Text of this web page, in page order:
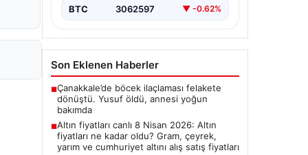
BTC 3062597 ▼ -0.62%
Son Eklenen Haberler
■Çanakkale’de böcek ilaçlaması felakete
dönüştü. Yusuf öldü, annesi yoğun
bakımda
■Altın fiyatları canlı 8 Nisan 2026: Altın
fiyatları ne kadar oldu? Gram, çeyrek,
yarım ve cumhuriyet altını alış satış fiyatları